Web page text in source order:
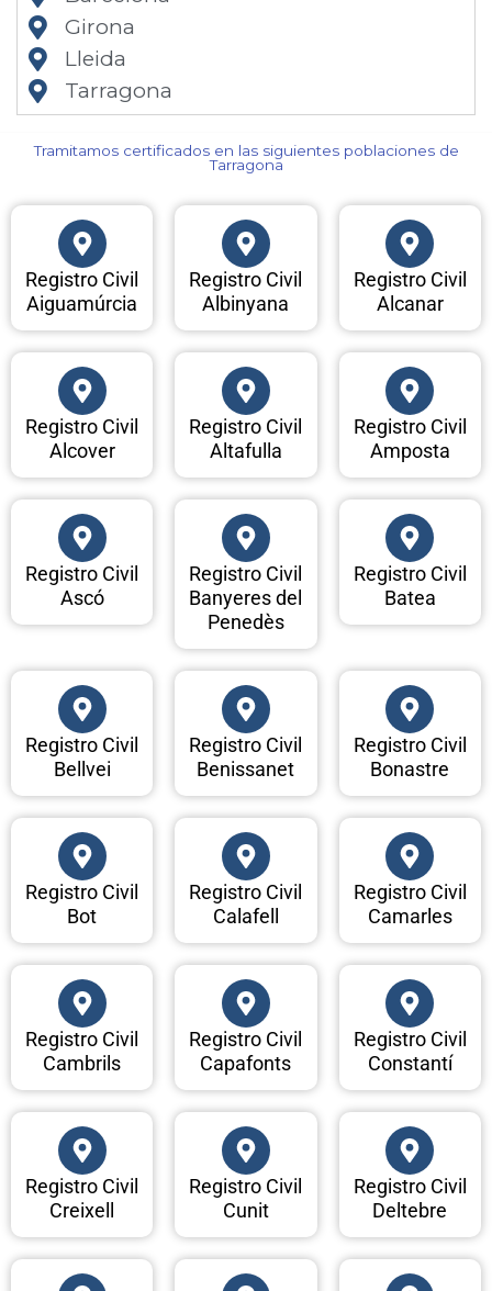
Girona
Lleida
Tarragona
Tramitamos certificados en las siguientes poblaciones de
Tarragona​
Registro Civil
Aiguamúrcia
Registro Civil
Albinyana
Registro Civil
Alcanar
Registro Civil
Alcover
Registro Civil
Altafulla
Registro Civil
Amposta
Registro Civil
Ascó
Registro Civil
Banyeres del
Penedès
Registro Civil
Batea
Registro Civil
Bellvei
Registro Civil
Benissanet
Registro Civil
Bonastre
Registro Civil
Bot
Registro Civil
Calafell
Registro Civil
Camarles
Registro Civil
Cambrils
Registro Civil
Capafonts
Registro Civil
Constantí
Registro Civil
Creixell
Registro Civil
Cunit
Registro Civil
Deltebre